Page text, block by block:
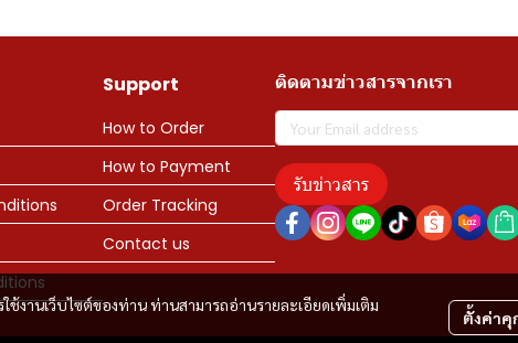
งานเว็บไซต์ของท่าน ท่านสามารถอ่านรายละเอียดเพิ่มเติม
ตั้งค่าคุ
Support
How to Order
How to Payment
Order Tracking
Contact us
ติดตามข่าวสารจากเรา
รับข่าวสาร